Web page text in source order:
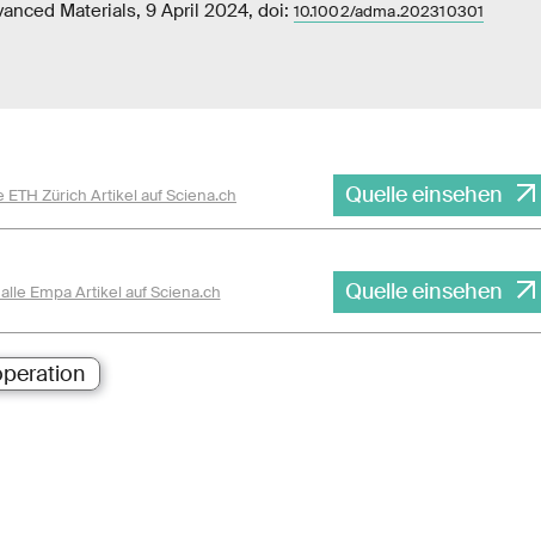
Materials, 9 April 2024, doi: 10.1002/adma.202310301
ETH Zürich Artikel auf Sciena.ch Quelle einsehen
Empa Artikel auf Sciena.ch Quelle einsehen